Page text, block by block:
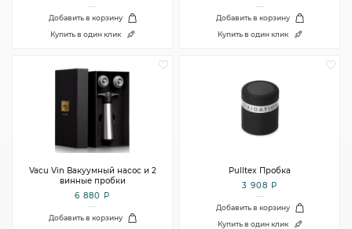
Добавить в корзину
Купить в один клик
Добавить в корзину
Купить в один клик
Vacu Vin Вакуумный насос и 2
винные пробки
6 880 Р
Добавить в корзину
Pulltex Пробка
3 908 Р
Добавить в корзину
Купить в один клик